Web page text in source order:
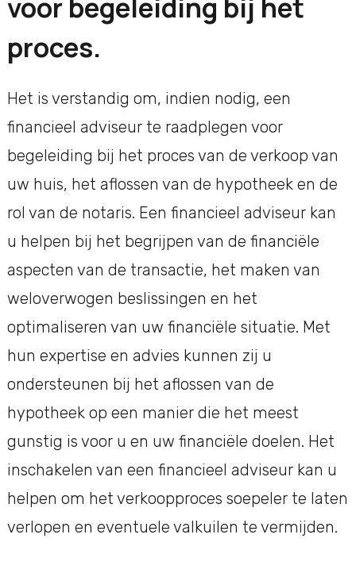
proces.
Het is verstandig om, indien nodig, een
financieel adviseur te raadplegen voor
begeleiding bij het proces van de verkoop van
uw huis, het aflossen van de hypotheek en de
rol van de notaris. Een financieel adviseur kan
u helpen bij het begrijpen van de financiële
aspecten van de transactie, het maken van
weloverwogen beslissingen en het
optimaliseren van uw financiële situatie. Met
hun expertise en advies kunnen zij u
ondersteunen bij het aflossen van de
hypotheek op een manier die het meest
gunstig is voor u en uw financiële doelen. Het
inschakelen van een financieel adviseur kan u
helpen om het verkoopproces soepeler te laten
verlopen en eventuele valkuilen te vermijden.